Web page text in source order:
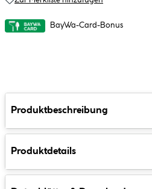
BayWa-Card-Bonus
Produktbeschreibung
Produktdetails